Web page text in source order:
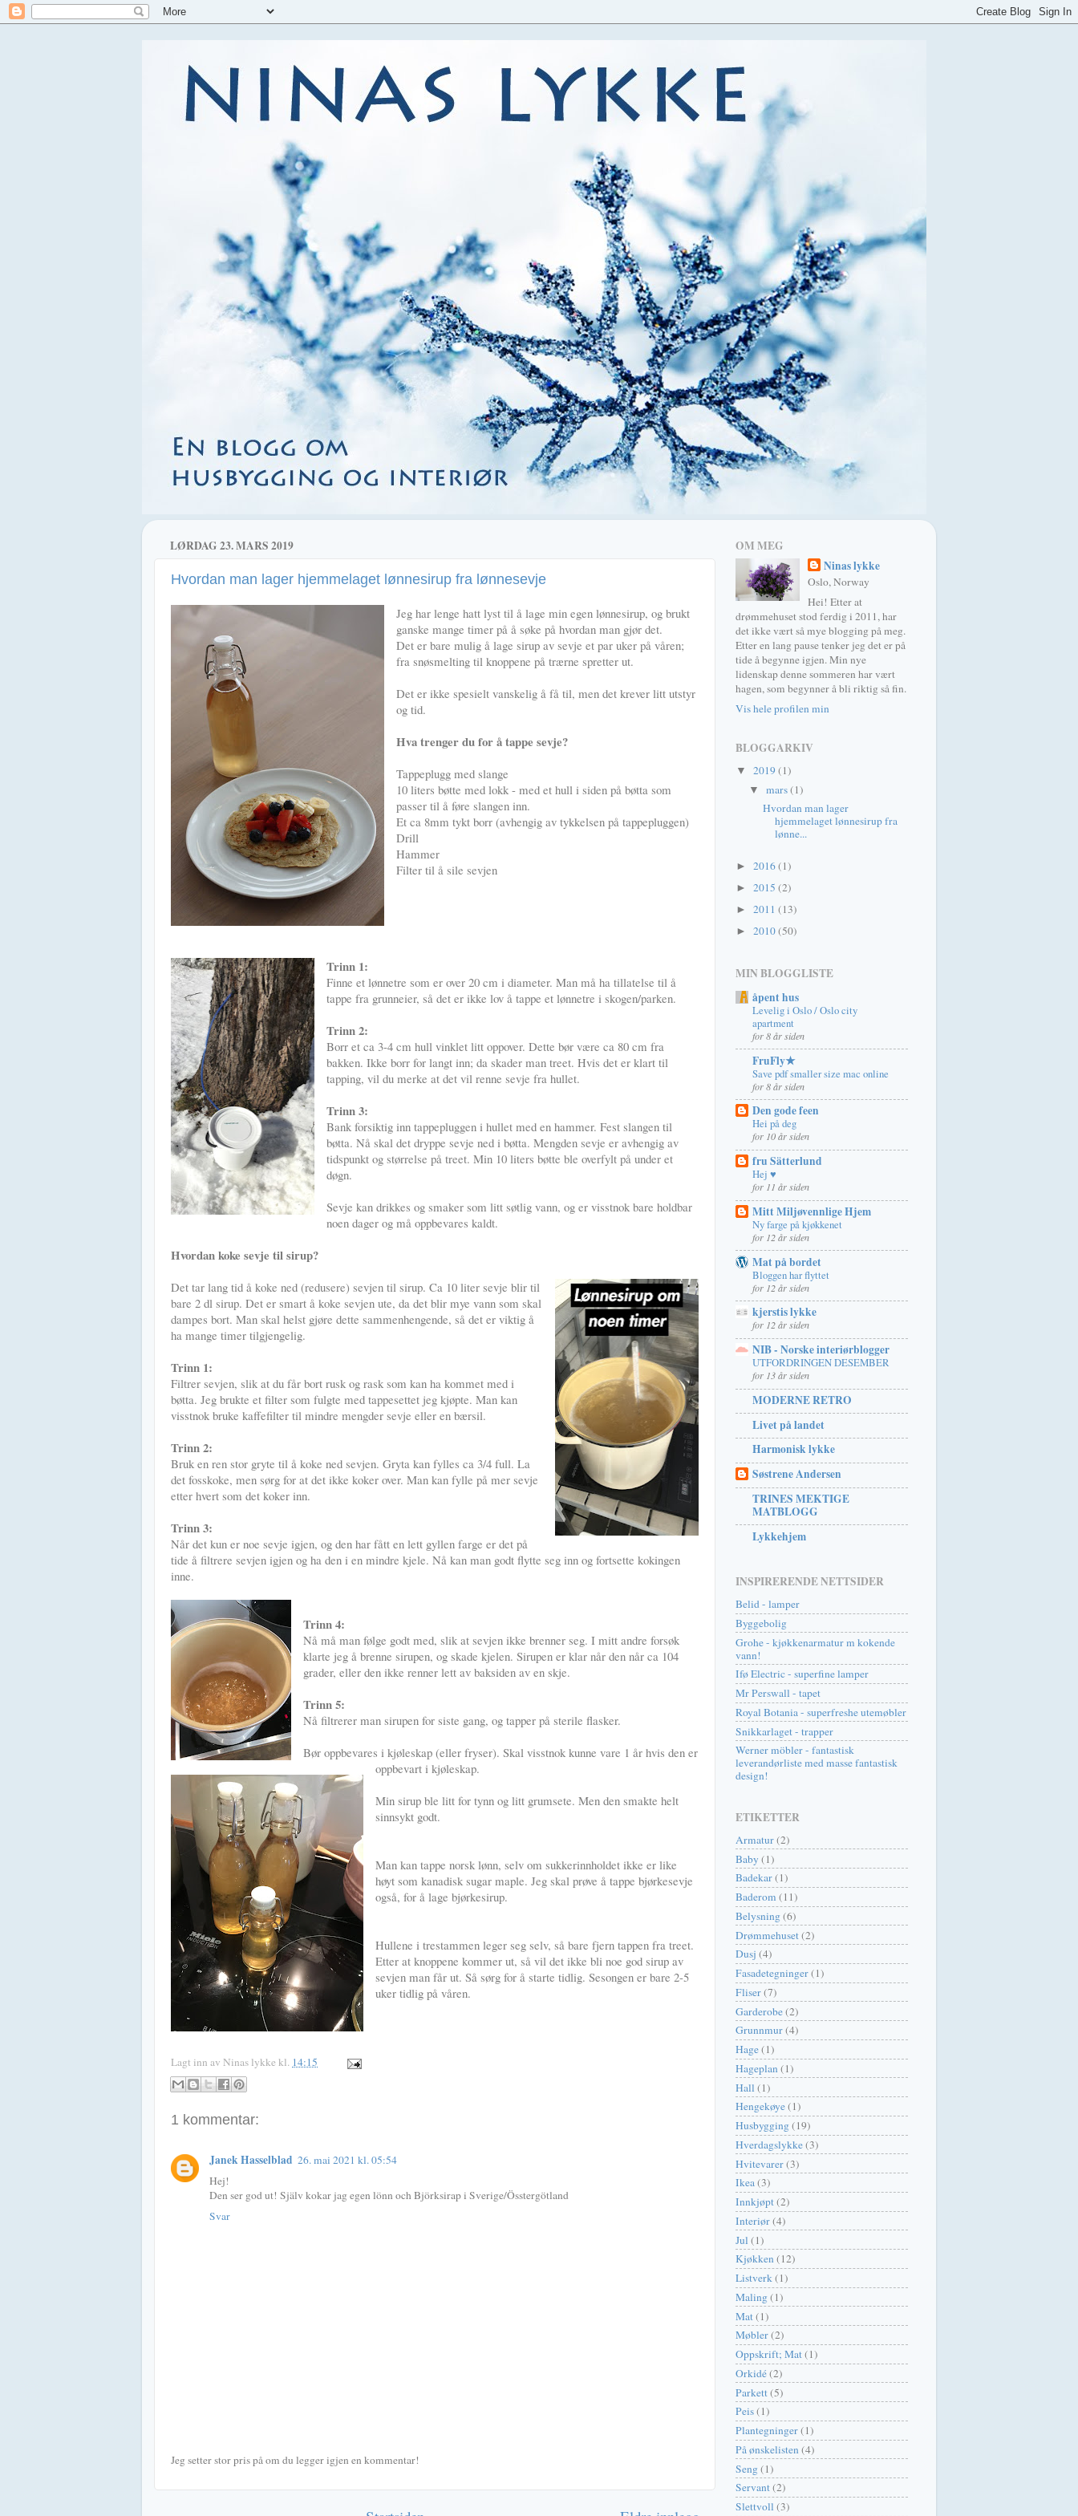
LØRDAG 23. MARS 2019
Hvordan man lager hjemmelaget lønnesirup fra lønnesevje
Jeg har lenge hatt lyst til å lage min egen lønnesirup, og brukt
ganske mange timer på å søke på hvordan man gjør det.
Det er bare mulig å lage sirup av sevje et par uker på våren;
fra snøsmelting til knoppene på trærne spretter ut.
Det er ikke spesielt vanskelig å få til, men det krever litt utstyr
og tid.
Hva trenger du for å tappe sevje?
Tappeplugg med slange
10 liters bøtte med lokk - med et hull i siden på bøtta som
passer til å føre slangen inn.
Et ca 8mm tykt borr (avhengig av tykkelsen på tappepluggen)
Drill
Hammer
Filter til å sile sevjen
Trinn 1:
Finne et lønnetre som er over 20 cm i diameter. Man må ha tillatelse til å
tappe fra grunneier, så det er ikke lov å tappe et lønnetre i skogen/parken.
Trinn 2:
Borr et ca 3-4 cm hull vinklet litt oppover. Dette bør være ca 80 cm fra
bakken. Ikke borr for langt inn; da skader man treet. Hvis det er klart til
tapping, vil du merke at det vil renne sevje fra hullet.
Trinn 3:
Bank forsiktig inn tappepluggen i hullet med en hammer. Fest slangen til
bøtta. Nå skal det dryppe sevje ned i bøtta. Mengden sevje er avhengig av
tidspunkt og størrelse på treet. Min 10 liters bøtte ble overfylt på under et
døgn.
Sevje kan drikkes og smaker som litt søtlig vann, og er visstnok bare holdbar
noen dager og må oppbevares kaldt.
Hvordan koke sevje til sirup?
Det tar lang tid å koke ned (redusere) sevjen til sirup. Ca 10 liter sevje blir til
bare 2 dl sirup. Det er smart å koke sevjen ute, da det blir mye vann som skal
dampes bort. Man skal helst gjøre dette sammenhengende, så det er viktig å
ha mange timer tilgjengelig.
Trinn 1:
Filtrer sevjen, slik at du får bort rusk og rask som kan ha kommet med i
bøtta. Jeg brukte et filter som fulgte med tappesettet jeg kjøpte. Man kan
visstnok bruke kaffefilter til mindre mengder sevje eller en bærsil.
Trinn 2:
Bruk en ren stor gryte til å koke ned sevjen. Gryta kan fylles ca 3/4 full. La
det fosskoke, men sørg for at det ikke koker over. Man kan fylle på mer sevje
etter hvert som det koker inn.
Trinn 3:
Når det kun er noe sevje igjen, og den har fått en lett gyllen farge er det på
tide å filtrere sevjen igjen og ha den i en mindre kjele. Nå kan man godt flytte seg inn og fortsette kokingen
inne.
Trinn 4:
Nå må man følge godt med, slik at sevjen ikke brenner seg. I mitt andre forsøk
klarte jeg å brenne sirupen, og skade kjelen. Sirupen er klar når den når ca 104
grader, eller den ikke renner lett av baksiden av en skje.
Trinn 5:
Nå filtrerer man sirupen for siste gang, og tapper på sterile flasker.
Bør oppbevares i kjøleskap (eller fryser). Skal visstnok kunne vare 1 år hvis den er
oppbevart i kjøleskap.
Min sirup ble litt for tynn og litt grumsete. Men den smakte helt
sinnsykt godt.
Man kan tappe norsk lønn, selv om sukkerinnholdet ikke er like
høyt som kanadisk sugar maple. Jeg skal prøve å tappe bjørkesevje
også, for å lage bjørkesirup.
Hullene i trestammen leger seg selv, så bare fjern tappen fra treet.
Etter at knoppene kommer ut, så vil det ikke bli noe god sirup av
sevjen man får ut. Så sørg for å starte tidlig. Sesongen er bare 2-5
uker tidlig på våren.
Lagt inn av Ninas lykke kl. 14:15
1 kommentar:
Janek Hasselblad 26. mai 2021 kl. 05:54
Hej!
Den ser god ut! Själv kokar jag egen lönn och Björksirap i Sverige/Össtergötland
Svar
Jeg setter stor pris på om du legger igjen en kommentar!
OM MEG
Ninas lykke
Oslo, Norway
Hei! Etter at
drømmehuset stod ferdig i 2011, har
det ikke vært så mye blogging på meg.
Etter en lang pause tenker jeg det er på
tide å begynne igjen. Min nye
lidenskap denne sommeren har vært
hagen, som begynner å bli riktig så fin.
Vis hele profilen min
BLOGGARKIV
▼ 2019 (1)
▼mars(1)
Hvordan man lager
hjemmelaget lønnesirup fra
lønne...
► 2016(1)
► 2015 (2)
► 2011 (13)
► 2010(50)
MIN BLOGGLISTE
åpent hus
Levelig i Oslo / Oslo city
apartment
for 8 år siden
FruFly★
Save pdf smaller size mac online
for 8 år siden
Den gode feen
Hei på deg
for 10 år siden
fru Sätterlund
Hej ♥
for 11 år siden
Mitt Miljøvennlige Hjem
Ny farge på kjøkkenet
for 12 år siden
Mat på bordet
Bloggen har flyttet
for 12 år siden
kjerstis lykke
for 12 år siden
NIB - Norske interiørblogger
UTFORDRINGEN DESEMBER
for 13 år siden
MODERNE RETRO
Livet på landet
Harmonisk lykke
Søstrene Andersen
TRINES MEKTIGE
MATBLOGG
Lykkehjem
INSPIRERENDE NETTSIDER
Belid - lamper
Byggebolig
Grohe - kjøkkenarmatur m kokende
vann!
Ifø Electric - superfine lamper
Mr Perswall - tapet
Royal Botania - superfreshe utemøbler
Snikkarlaget - trapper
Werner möbler - fantastisk
leverandørliste med masse fantastisk
design!
ETIKETTER
Armatur(2)
Baby (1)
Badekar(1)
Baderom (11)
Belysning(6)
Drømmehuset(2)
Dusj (4)
Fasadetegninger(1)
Fliser(7)
Garderobe(2)
Grunnmur(4)
Hage(1)
Hageplan(1)
Hall (1)
Hengekøye(1)
Husbygging(19)
Hverdagslykke(3)
Hvitevarer(3)
Ikea(3)
Innkjøpt(2)
Interiør(4)
Jul (1)
Kjøkken(12)
Listverk(1)
Maling(1)
Mat(1)
Møbler(2)
Oppskrift; Mat(1)
Orkidé(2)
Parkett(5)
Peis(1)
Plantegninger(1)
På ønskelisten(4)
Seng(1)
Servant(2)
Slettvoll (3)